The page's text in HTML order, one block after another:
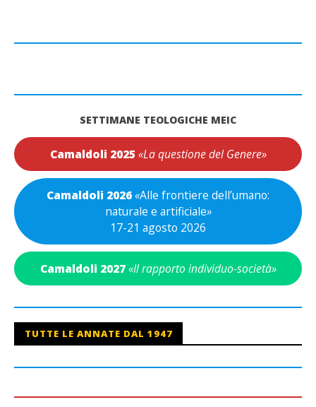
SETTIMANE TEOLOGICHE MEIC
Camaldoli 2025 «La questione del Genere»
Camaldoli 2026«Alle frontiere dell’umano:
naturale e artificiale»
17-21 agosto 2026
Camaldoli 2027 «Il rapporto individuo-società»
TUTTE LE ANNATE DAL 1947